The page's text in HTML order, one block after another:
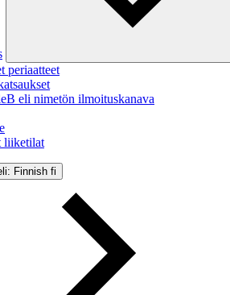
periaatteet
eli nimetön ilmoituskanava
liiketilat
Finnish fi